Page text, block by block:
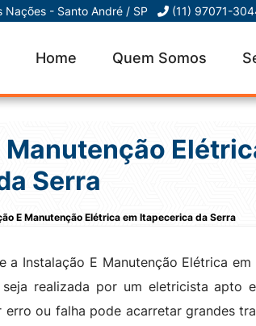
Nações - Santo André / SP (11) 97071-
Home Quem Somos
Manutenção
Serra
E Manutenção Elétrica em Itapecerica da Serra
a Instalação E Manutenção Elétrica
realizada por um eletricista apto
erro ou falha pode acarretar grandes